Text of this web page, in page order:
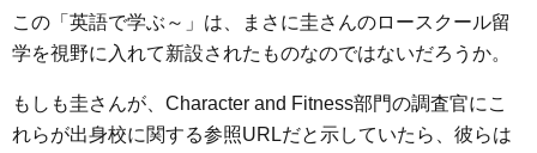
この「英語で学ぶ～」は、まさに圭さんのロースクール留
学を視野に入れて新設されたものなのではないだろうか。
もしも圭さんが、Character and Fitness部門の調査官にこ
れらが出身校に関する参照URLだと示していたら、彼らは